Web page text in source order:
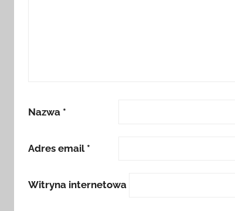
Nazwa *
Adres email *
Witryna internetowa